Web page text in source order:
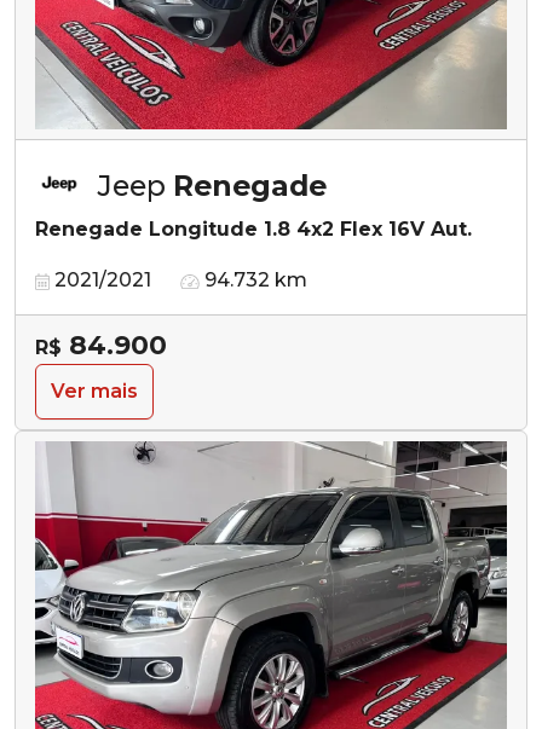
Jeep Renegade
Renegade Longitude 1.8 4x2 Flex 16V Aut.
2021/2021 94.732 km
R$ 84.900
Ver mais